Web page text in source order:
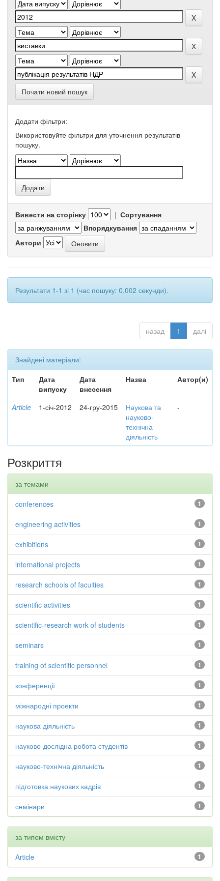
Почати новий пошук
Додати фільтри:
Використовуйте фільтри для уточнення результатів
пошуку.
Вивести на сторінку | Сортування
Впорядкування
Автори
Результати 1-1 зі 1 (час пошуку: 0.002 секунди).
назад 1 далі
Знайдені матеріали:
Тип
Дата
випуску
Дата
внесення
Назва Автор(и)
Article 1-січ-2012 24-гру-2015
Наукова та
науково-
технічна
діяльність
-
Розкриття
за темами
1
conferences
1
engineering activities
1
exhibitions
1
international projects
1
research schools of faculties
1
scientific activities
1
scientific-research work of students
1
seminars
1
training of scientific personnel
1
конференції
1
міжнародні проекти
1
наукова діяльність
1
науково-дослідна робота студентів
1
науково-технічна діяльність
1
підготовка наукових кадрів
1
семінари
за типом вмісту
1
Article